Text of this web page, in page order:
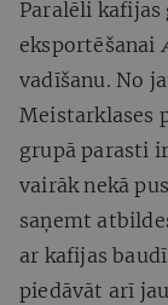
Paralēli kafijas
eksportēšanai
vadīšanu. No
Meistarklases
grupā parasti
vairāk nekā
saņemt
ar kafijas
piedāvāt arī